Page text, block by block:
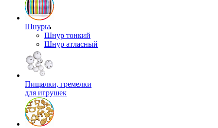
Шнуры
Шнур тонкий
Шнур атласный
Пищалки, гремелки
для игрушек